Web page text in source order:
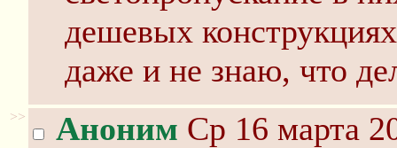
дешевых
даже и не знаю, что
>> Аноним Ср 16 марта